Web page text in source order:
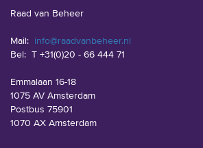
Raad van Beheer
Mail: info@raadvanbeheer.nl
Bel: T +31(0)20 - 66 444 71
Emmalaan 16-18
1075 AV Amsterdam
Postbus 75901
1070 AX Amsterdam